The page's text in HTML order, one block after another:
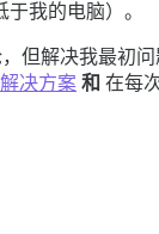
于我的电脑）。
但解决我最初问
解决方案 和 在每